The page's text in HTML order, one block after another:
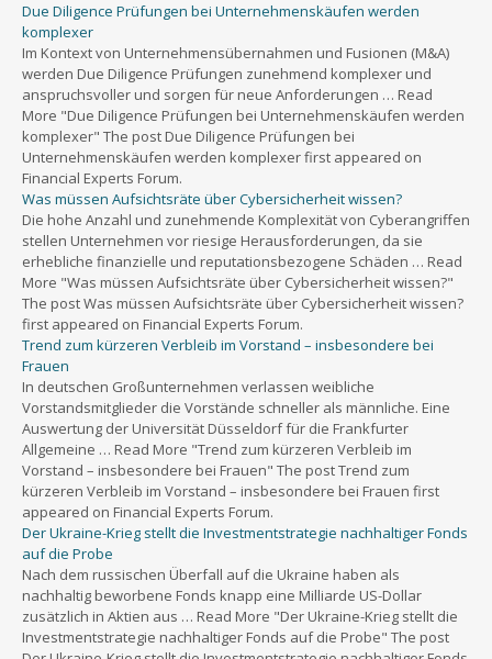
Due Diligence Prüfungen bei Unternehmenskäufen werden
komplexer
Im Kontext von Unternehmensübernahmen und Fusionen (M&A)
werden Due Diligence Prüfungen zunehmend komplexer und
anspruchsvoller und sorgen für neue Anforderungen … Read
More "Due Diligence Prüfungen bei Unternehmenskäufen werden
komplexer" The post Due Diligence Prüfungen bei
Unternehmenskäufen werden komplexer first appeared on
Financial Experts Forum.
Was müssen Aufsichtsräte über Cybersicherheit wissen?
Die hohe Anzahl und zunehmende Komplexität von Cyberangriffen
stellen Unternehmen vor riesige Herausforderungen, da sie
erhebliche finanzielle und reputationsbezogene Schäden … Read
More "Was müssen Aufsichtsräte über Cybersicherheit wissen?"
The post Was müssen Aufsichtsräte über Cybersicherheit wissen?
first appeared on Financial Experts Forum.
Trend zum kürzeren Verbleib im Vorstand – insbesondere bei
Frauen
In deutschen Großunternehmen verlassen weibliche
Vorstandsmitglieder die Vorstände schneller als männliche. Eine
Auswertung der Universität Düsseldorf für die Frankfurter
Allgemeine … Read More "Trend zum kürzeren Verbleib im
Vorstand – insbesondere bei Frauen" The post Trend zum
kürzeren Verbleib im Vorstand – insbesondere bei Frauen first
appeared on Financial Experts Forum.
Der Ukraine-Krieg stellt die Investmentstrategie nachhaltiger Fonds
auf die Probe
Nach dem russischen Überfall auf die Ukraine haben als
nachhaltig beworbene Fonds knapp eine Milliarde US-Dollar
zusätzlich in Aktien aus … Read More "Der Ukraine-Krieg stellt die
Investmentstrategie nachhaltiger Fonds auf die Probe" The post